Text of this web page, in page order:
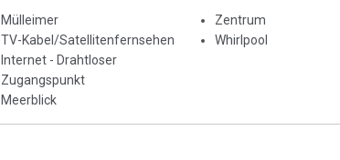
Mülleimer
TV-Kabel/Satellitenfernsehen
Internet - Drahtloser
Zugangspunkt
Meerblick
Zentrum
Whirlpool